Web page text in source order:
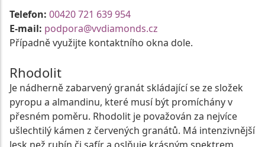
Telefon: 00420 721 639 954
E-mail: podpora@vvdiamonds.cz
Případně využijte kontaktního okna dole.
Rhodolit
Je nádherně zabarvený granát skládající se ze složek
pyropu a almandinu, které musí být promíchány v
přesném poměru. Rhodolit je považován za nejvíce
ušlechtilý kámen z červených granátů. Má intenzivnější